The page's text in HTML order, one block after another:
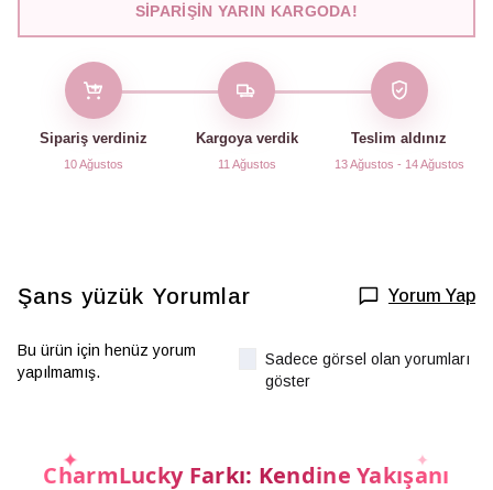
SIPARIŞIN YARIN KARGODA!
Sipariş verdiniz
10 Ağustos
Kargoya verdik
11 Ağustos
Teslim aldınız
13 Ağustos - 14 Ağustos
Şans yüzük Yorumlar Yorum Yap
Bu ürün için henüz yorum
yapılmamış.
Sadece görsel olan yorumları
göster
CharmLucky Farkı: Kendine Yakışanı